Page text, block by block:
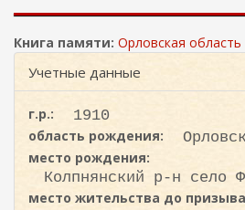
и
с
к
а
Книга памяти: Орловская область
Учетные данные
г.р.:
1910
область рождения:
место рождения:
Колпнянский р-н село
место жительства до